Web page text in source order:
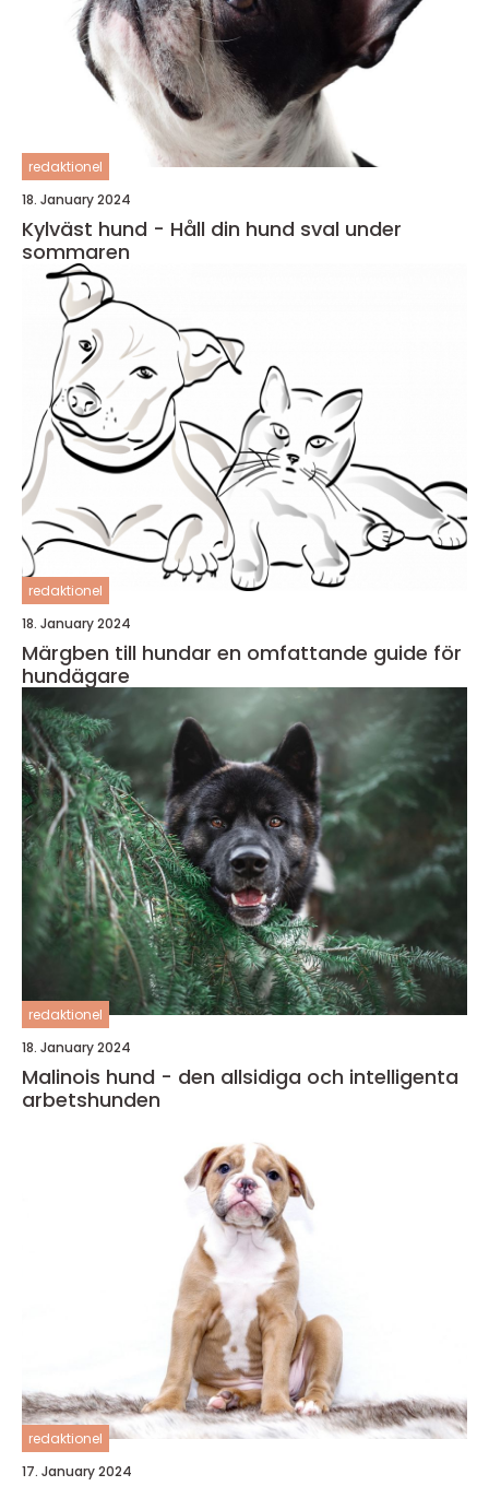
redaktionel
18. January 2024
Kylväst hund - Håll din hund sval under
sommaren
redaktionel
18. January 2024
Märgben till hundar en omfattande guide för
hundägare
redaktionel
18. January 2024
Malinois hund - den allsidiga och intelligenta
arbetshunden
redaktionel
17. January 2024